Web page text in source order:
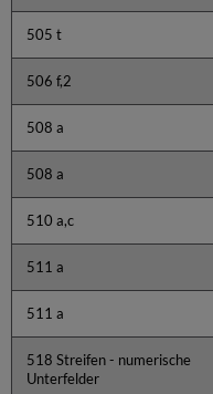
505 t
506 f,2
508 a
508 a
510 a,c
511 a
511 a
518 Streifen - numerische
Unterfelder